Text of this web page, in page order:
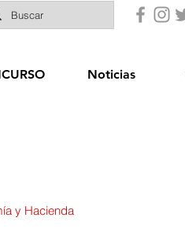
Noticias
y Hacienda